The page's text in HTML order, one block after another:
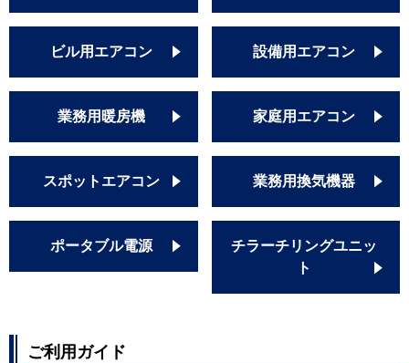
ビル用エアコン 設備用エアコン
業務用暖房機 家庭用エアコン
スポットエアコン 業務用換気機器
ポータブル電源
チラーチリングユニッ
ト
ご利用ガイド